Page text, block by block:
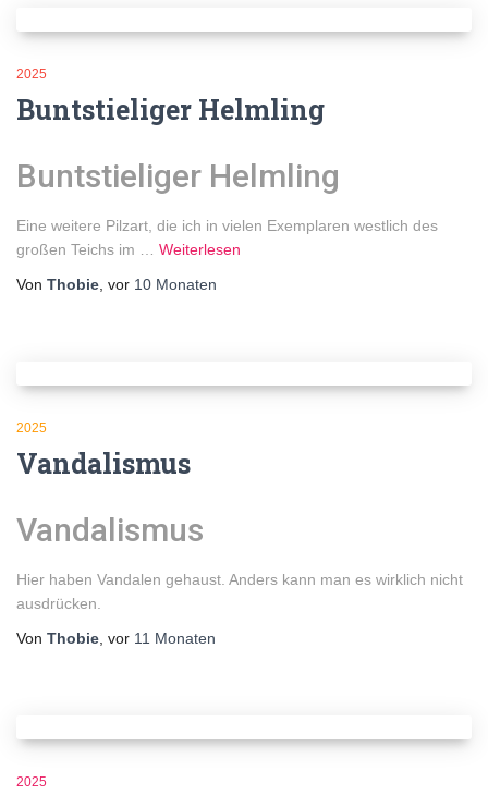
2025
Buntstieliger Helmling
Buntstieliger Helmling
Eine weitere Pilzart, die ich in vielen Exemplaren westlich des
großen Teichs im … Weiterlesen
Von Thobie , vor 10 Monaten
2025
Vandalismus
Vandalismus
Hier haben Vandalen gehaust. Anders kann man es wirklich nicht
ausdrücken.
Von Thobie , vor 11 Monaten
2025